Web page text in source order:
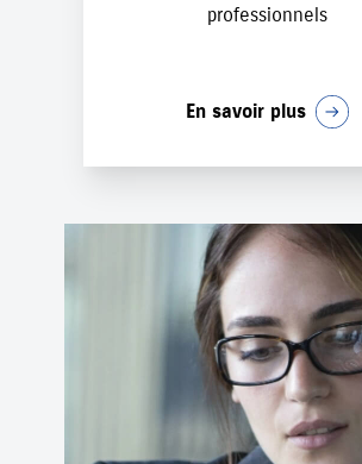
professionnels
En savoir plus